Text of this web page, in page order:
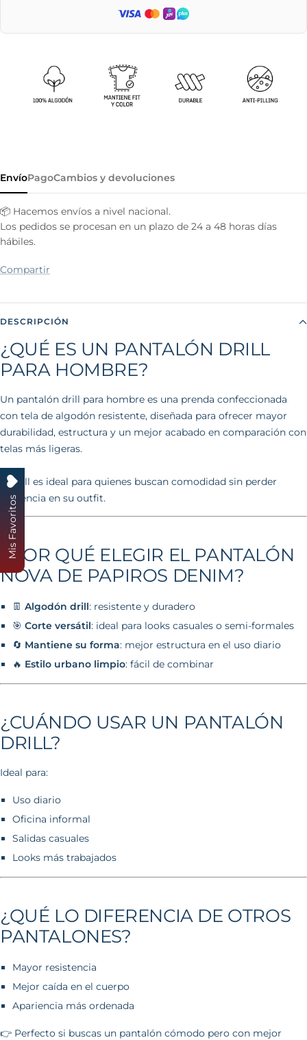
EnvíoPagoCambios y devoluciones
📦 Hacemos envíos a nivel nacional.
Los pedidos se procesan en un plazo de 24 a 48 horas días
hábiles.
Compartir
DESCRIPCIÓN
¿QUÉ ES UN PANTALÓN DRILL
PARA HOMBRE?
Un pantalón drill para hombre es una prenda confeccionada
con tela de algodón resistente, diseñada para ofrecer mayor
durabilidad, estructura y un mejor acabado en comparación con
telas más ligeras.
El drill es ideal para quienes buscan comodidad sin perder
presencia en su outfit.
¿POR QUÉ ELEGIR EL PANTALÓN
NOVA DE PAPIROS DENIM?
👖 Algodón drill: resistente y duradero
🎯 Corte versátil: ideal para looks casuales o semi-formales
🔄 Mantiene su forma: mejor estructura en el uso diario
🔥 Estilo urbano limpio: fácil de combinar
¿CUÁNDO USAR UN PANTALÓN
DRILL?
Ideal para:
Uso diario
Oficina informal
Salidas casuales
Looks más trabajados
¿QUÉ LO DIFERENCIA DE OTROS
PANTALONES?
Mayor resistencia
Mejor caída en el cuerpo
Apariencia más ordenada
👉 Perfecto si buscas un pantalón cómodo pero con mejor
Mis Favoritos